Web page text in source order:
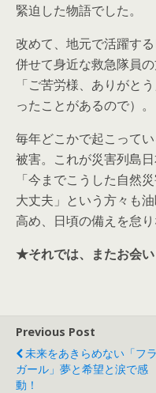
緊迫した物語でした。
改めて、地元で活躍す
併せて身近な救急隊員
「ご苦労様、ありがと
ったことがあるので）。
毎年どこかで起こって
被害。これが災害列島日
「今までこうした自然
大丈夫」という方々も
高め、日頃の備えを怠り
★それでは、またお会
Previous Post
未来をあきらめない「フラ
ガール」夢と希望と涙で感
動！